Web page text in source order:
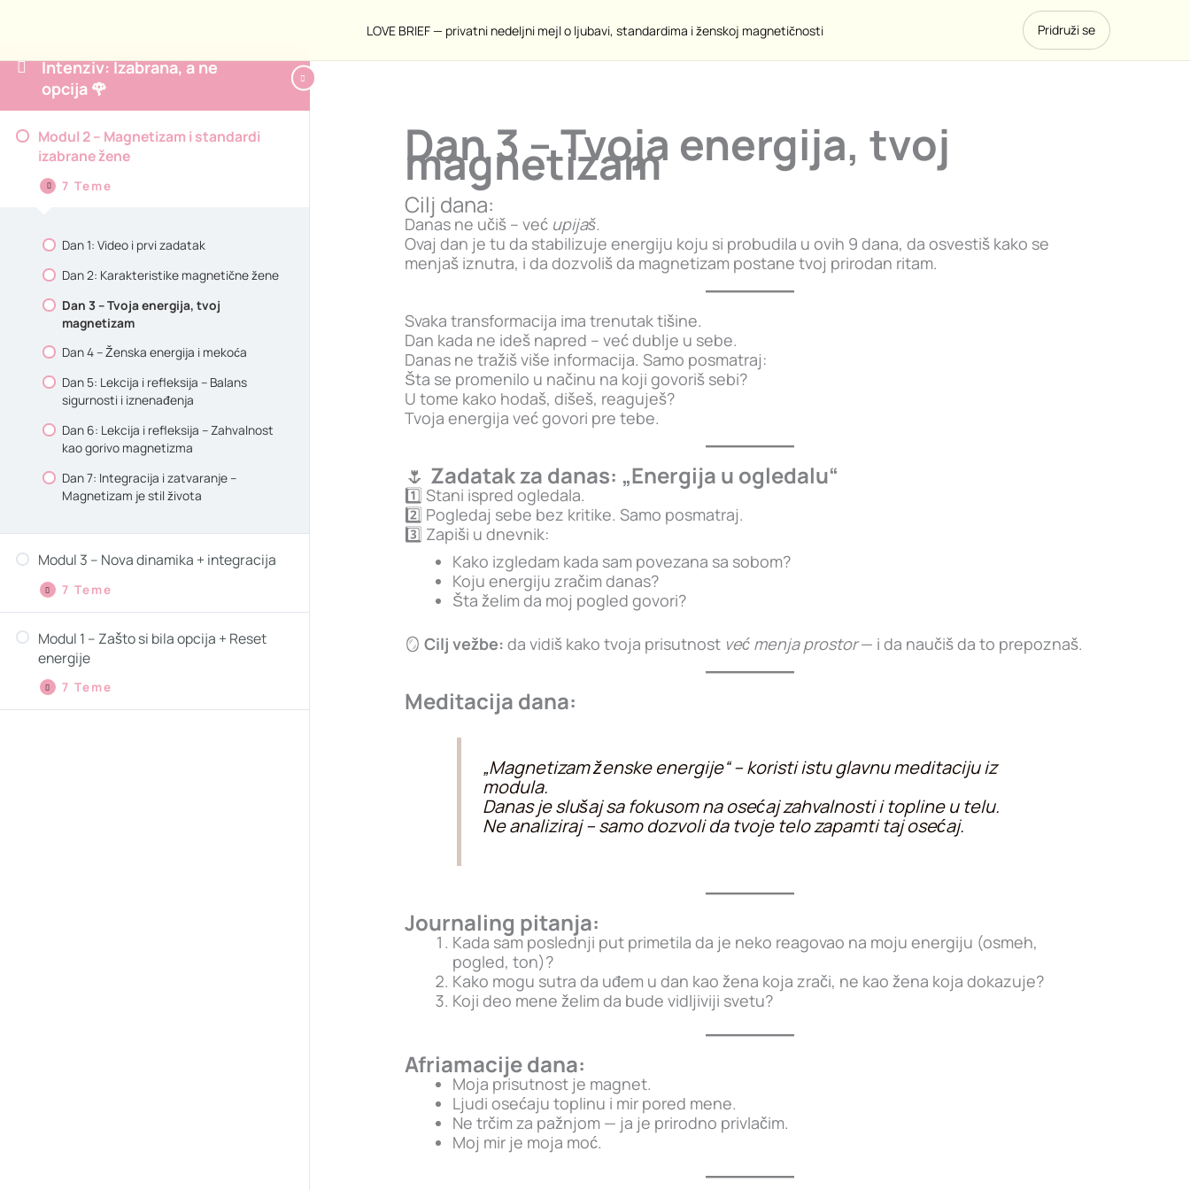
LOVE BRIEF — privatni nedeljni mejl o ljubavi, standardima i ženskoj magnetičnosti Pridruži se
Intenziv: Izabrana, a ne
opcija 🌹
Modul 2 – Magnetizam i standardi
izabrane žene
2
–
Magnetizam
standardi
7 Teme
Dan 1: Video i prvi zadatak
Dan 2: Karakteristike magnetične žene
Dan 3 – Tvoja energija, tvoj
magnetizam
Dan 4 – Ženska energija i mekoća
Dan 5: Lekcija i refleksija – Balans
sigurnosti i iznenađenja
Dan 6: Lekcija i refleksija – Zahvalnost
kao gorivo magnetizma
Dan 7: Integracija i zatvaranje –
Magnetizam je stil života
Modul 3 – Nova dinamika + integracija
3
–
Nova
+
7 Teme
Modul 1 – Zašto si bila opcija + Reset
energije
1
–
Zašto
bila
energije
7 Teme
Prethodna Tema
Dan 3 – Tvoja energija, tvoj
magnetizam
Cilj dana:
Danas ne učiš – već upijaš.
Ovaj dan je tu da stabilizuje energiju koju si probudila u ovih 9 dana, da osvestiš kako se
menjaš iznutra, i da dozvoliš da magnetizam postane tvoj prirodan ritam.
Svaka transformacija ima trenutak tišine.
Dan kada ne ideš napred – već dublje u sebe.
Danas ne tražiš više informacija. Samo posmatraj:
Šta se promenilo u načinu na koji govoriš sebi?
U tome kako hodaš, dišeš, reaguješ?
Tvoja energija već govori pre tebe.
🌷 Zadatak za danas: „Energija u ogledalu“
1️⃣ Stani ispred ogledala.
2️⃣ Pogledaj sebe bez kritike. Samo posmatraj.
3️⃣ Zapiši u dnevnik:
Kako izgledam kada sam povezana sa sobom?
Koju energiju zračim danas?
Šta želim da moj pogled govori?
🪞 Cilj vežbe: da vidiš kako tvoja prisutnost već menja prostor— i da naučiš da to prepoznaš.
Meditacija dana:
„Magnetizam ženske energije“ – koristi istu glavnu meditaciju iz
modula.
Danas je slušaj sa fokusom na osećaj zahvalnosti i topline u telu.
Ne analiziraj – samo dozvoli da tvoje telo zapamti taj osećaj.
Journaling pitanja:
Kada sam poslednji put primetila da je neko reagovao na moju energiju (osmeh,
pogled, ton)?
Kako mogu sutra da uđem u dan kao žena koja zrači, ne kao žena koja dokazuje?
Koji deo mene želim da bude vidljiviji svetu?
Afriamacije dana:
Moja prisutnost je magnet.
Ljudi osećaju toplinu i mir pored mene.
Ne trčim za pažnjom — ja je prirodno privlačim.
Moj mir je moja moć.